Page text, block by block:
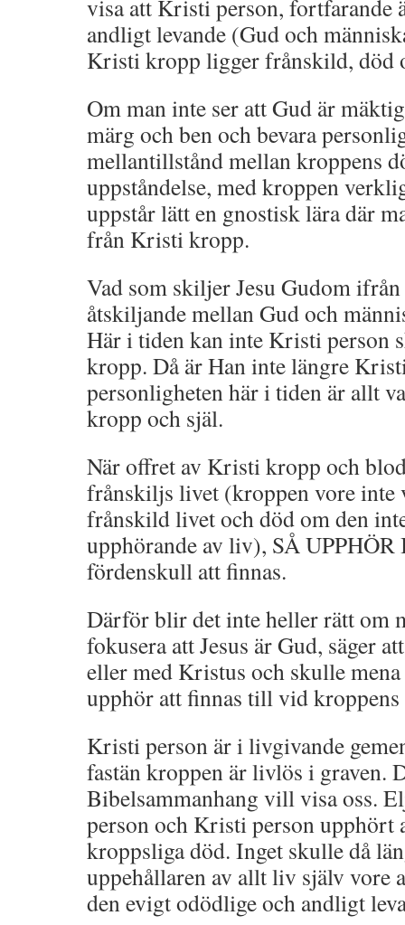
visa att Kristi person, fortfarande
andligt levande (Gud och
Kristi kropp ligger frånskild, död
Om man inte ser att Gud är
märg och ben och bevara
mellantillstånd mellan kroppens
uppståndelse, med kroppen
uppstår lätt en gnostisk lära där
från Kristi kropp.
Vad som skiljer Jesu Gudom
åtskiljande mellan Gud och
Här i tiden kan inte Kristi person
kropp. Då är Han inte längre
personligheten här i tiden är allt
kropp och själ.
När offret av Kristi kropp och
frånskiljs livet (kroppen vore inte
frånskild livet och död om den
upphörande av liv), SÅ
fördenskull att finnas.
Därför blir det inte heller rätt om
fokusera att Jesus är Gud, säger
eller med Kristus och skulle
upphör att finnas till vid kroppens
Kristi person är i livgivande
fastän kroppen är livlös i graven.
Bibelsammanhang vill visa oss.
person och Kristi person
kroppsliga död. Inget skulle då
uppehållaren av allt liv själv vore
den evigt odödlige och andligt